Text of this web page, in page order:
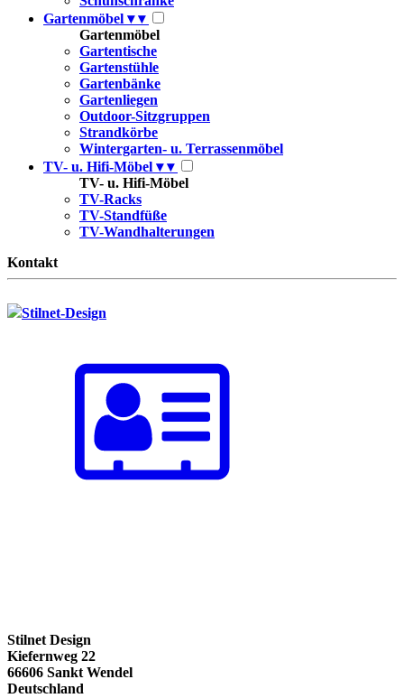
Gartenmöbel ▾ ▾
Gartenmöbel
Gartentische
Gartenstühle
Gartenbänke
Gartenliegen
Outdoor-Sitzgruppen
Strandkörbe
Wintergarten- u. Terrassenmöbel
TV- u. Hifi-Möbel ▾ ▾
TV- u. Hifi-Möbel
TV-Racks
TV-Standfüße
TV-Wandhalterungen
Kontakt
Stilnet-Design
Stilnet Design
Kiefernweg 22
66606 Sankt Wendel
Deutschland